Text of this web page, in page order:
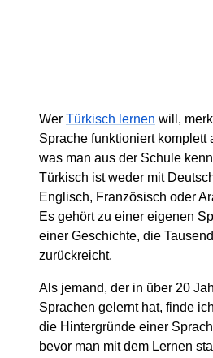
Wer Türkisch lernen will,
Sprache funktioniert komplett
was man aus der Schule
Türkisch ist weder mit
Englisch, Französisch oder
Es gehört zu einer eigenen
einer Geschichte, die
zurückreicht.
Als jemand, der in über 20
Sprachen gelernt hat, finde
die Hintergründe einer
bevor man mit dem Lernen